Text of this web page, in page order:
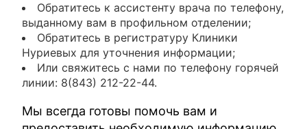
Обратитесь к ассистенту врача по телефону,
выданному вам в профильном отделении;
Обратитесь в регистратуру Клиники
Нуриевых для уточнения информации;
Или свяжитесь с нами по телефону горячей
линии: 8(843) 212-22-44.
Мы всегда готовы помочь вам и